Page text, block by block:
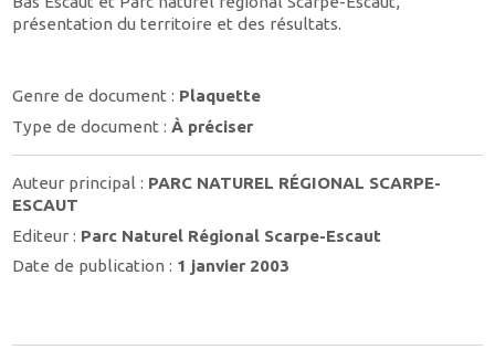
présentation du territoire et des résultats.
Genre de document : Plaquette
Type de document :À préciser
Auteur principal : PARC NATUREL RÉGIONAL SCARPE-
ESCAUT
Editeur : Parc Naturel Régional Scarpe-Escaut
Date de publication : 1 janvier 2003